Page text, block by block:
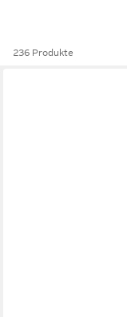
236 Produkte